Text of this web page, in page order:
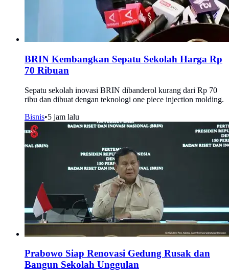
BRIN Kembangkan Sepatu Sekolah Harga Rp
70 Ribuan
Sepatu sekolah inovasi BRIN dibanderol kurang dari Rp 70
ribu dan dibuat dengan teknologi one piece injection molding.
Bisnis•5 jam lalu
Prabowo Siap Renovasi Gedung Rusak dan
Bangun Sekolah Unggulan